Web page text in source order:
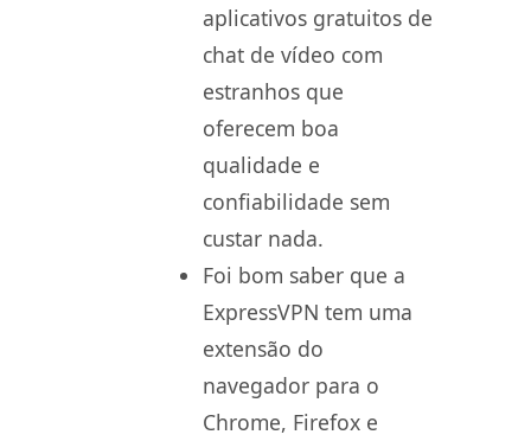
aplicativos gratuitos de
chat de vídeo com
estranhos que
oferecem boa
qualidade e
confiabilidade sem
custar nada.
Foi bom saber que a
ExpressVPN tem uma
extensão do
navegador para o
Chrome, Firefox e